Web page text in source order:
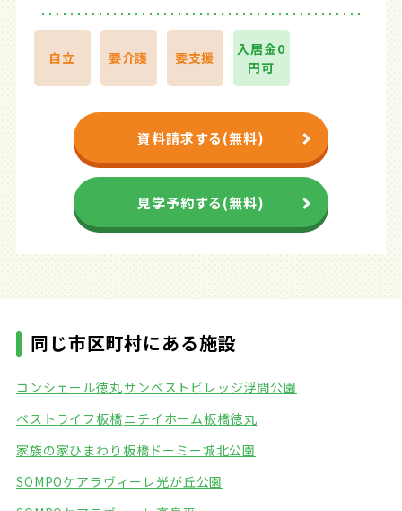
自立 要介護 要支援
入居金0
円可
資料請求する(無料)
見学予約する(無料)
同じ市区町村にある施設
コンシェール徳丸サンベストビレッジ浮間公園
ベストライフ板橋ニチイホーム板橋徳丸
家族の家ひまわり板橋 ドーミー城北公園
SOMPOケアラヴィーレ光が丘公園